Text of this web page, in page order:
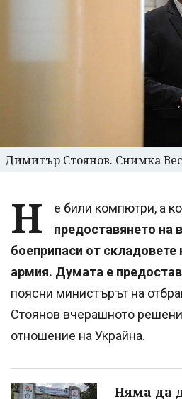
Димитър Стоянов. Снимка
Н е били компютри, а
предоставянето на
боеприпаси от складовете
армия. Думата е
поясни министърът на
Стоянов вчерашното
отношение на Украйна.
Няма да